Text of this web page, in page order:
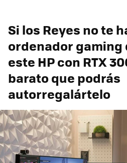
Si los Reyes no te
ordenador gaming
este HP con RTX
barato que podrás
autorregalártelo